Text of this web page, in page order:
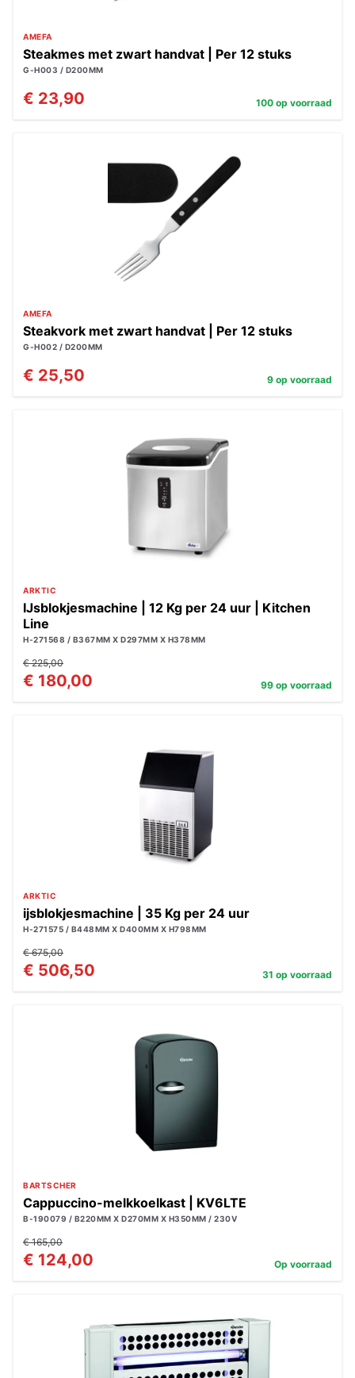
AMEFA
Steakmes met zwart handvat | Per 12 stuks
G-H003 / D200MM
€ 23,90 100 op voorraad
AMEFA
Steakvork met zwart handvat | Per 12 stuks
G-H002 / D200MM
€ 25,50 9 op voorraad
ARKTIC
IJsblokjesmachine | 12 Kg per 24 uur | Kitchen
Line
H-271568 / B367MM X D297MM X H378MM
€ 225,00
€ 180,00 99 op voorraad
ARKTIC
ijsblokjesmachine | 35 Kg per 24 uur
H-271575 / B448MM X D400MM X H798MM
€ 675,00
€ 506,50 31 op voorraad
BARTSCHER
Cappuccino-melkkoelkast | KV6LTE
B-190079 / B220MM X D270MM X H350MM / 230V
€ 165,00
€ 124,00 Op voorraad